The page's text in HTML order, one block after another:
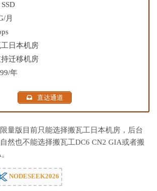
月
日本机房
迁移机房
年
直达通道
量版目前只能选择搬瓦工日本机房，后台
然也不能选择搬瓦工DC6 CN2 GIA或者搬
NODESEEK2026